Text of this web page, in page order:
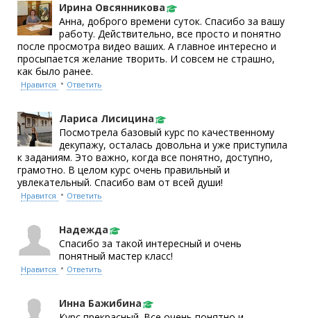
Ирина Овсянникова
Анна, доброго времени суток. Спасибо за вашу
работу. Действительно, все просто и понятно
после просмотра видео ваших. А главное интересно и
просыпается желание творить. И совсем не страшно,
как было ранее.
Нравится • Ответить
Лариса Лисицина
Посмотрела базовый курс по качественному
декупажу, осталась довольна и уже приступила
к заданиям. Это важно, когда все понятно, доступно,
грамотно. В целом курс очень правильный и
увлекательный. Спасибо вам от всей души!
Нравится • Ответить
Надежда
Спасибо за такой интересный и очень
понятный мастер класс!
Нравится • Ответить
Инна Бажибина